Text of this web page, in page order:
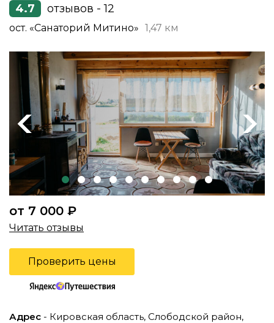
4.7 отзывов - 12
ост. «Санаторий Митино» 1,47 км
Previous Next
от 7 000 ₽
Читать отзывы
Проверить цены
Адрес - Кировская область, Слободской район,